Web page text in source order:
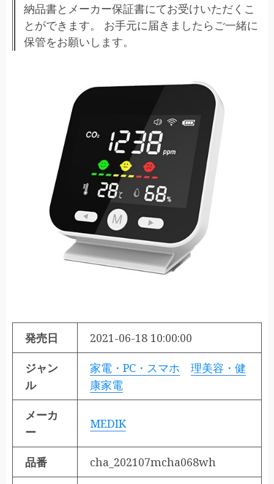
納品書とメーカー保証書にてお受けいただくこ
とができます。 お手元に届きましたらご一緒に
保管をお願いします。
発売日 2021-06-18 10:00:00
ジャン
ル
家電・PC・スマホ
理美容・健
康家電
メーカ
ー
MEDIK
品番 cha_202107mcha068wh